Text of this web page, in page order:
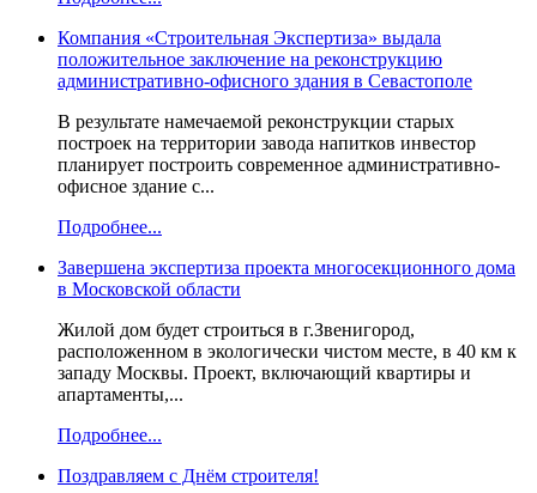
Компания «Строительная Экспертиза» выдала
положительное заключение на реконструкцию
административно-офисного здания в Севастополе
В результате намечаемой реконструкции старых
построек на территории завода напитков инвестор
планирует построить современное административно-
офисное здание с...
Подробнее...
Завершена экспертиза проекта многосекционного дома
в Московской области
Жилой дом будет строиться в г.Звенигород,
расположенном в экологически чистом месте, в 40 км к
западу Москвы. Проект, включающий квартиры и
апартаменты,...
Подробнее...
Поздравляем с Днём строителя!